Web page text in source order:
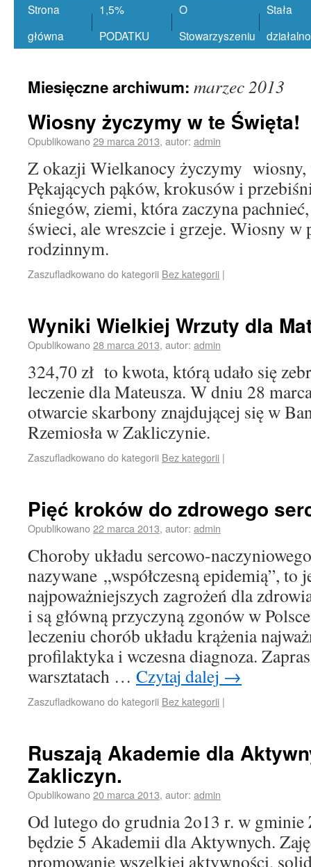
Strona
główna
1,5%
PODATKU
O
Stowarzyszeniu
Stała
Miesięczne archiwum: marzec 2013
Wiosny życzymy w te Święta!
Opublikowano29 marca 2013, autor: admin
Z okazji Wielkanocy życzymy
Pękających pąków, krokusów i
śniegów, ziemi, która zaczyna
świeci, ale wreszcie i grzeje. Wiosny
rodzinnym.
Zaszufladkowano do kategorii Bez kategorii |
Wyniki Wielkiej Wrzuty dla
Opublikowano28 marca 2013, autor: admin
324,70 zł to kwota, którą udało się
leczenie dla Mateusza. W dniu 28
otwarcie skarbony znajdującej się w
Rzemiosła w Zakliczynie.
Zaszufladkowano do kategorii Bez kategorii |
Pięć kroków do zdrowego
Opublikowano22 marca 2013, autor: admin
Choroby układu sercowo-naczyniowego
nazywane „współczesną epidemią”, to
najpoważniejszych zagrożeń dla
i są główną przyczyną zgonów w
leczeniu chorób układu krążenia
profilaktyka i wczesna diagnoza.
warsztatach … Czytaj dalej →
Zaszufladkowano do kategorii Bez kategorii |
Ruszają Akademie dla
Zakliczyn.
Opublikowano20 marca 2013, autor: admin
Od lutego do grudnia 2o13 r. w gminie
będzie 5 Akademii dla Aktywnych.
promowanie wszelkiej aktywności,